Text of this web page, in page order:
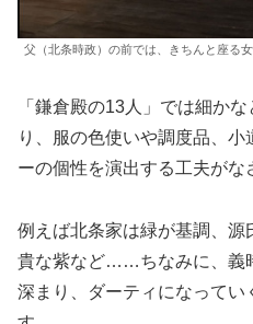
父（北条時政）の前では、きちんと座る
「鎌倉殿の13人」では細か
り、服の色使いや調度品、
ーの個性を演出する工夫がな
例えば北条家は緑が基調、
貴な紫など……ちなみに、義
深まり、ダーティになって